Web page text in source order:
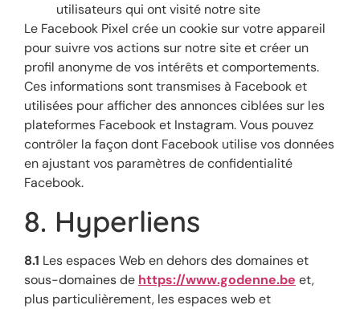
utilisateurs qui ont visité notre site
Le Facebook Pixel crée un cookie sur votre appareil
pour suivre vos actions sur notre site et créer un
profil anonyme de vos intérêts et comportements.
Ces informations sont transmises à Facebook et
utilisées pour afficher des annonces ciblées sur les
plateformes Facebook et Instagram. Vous pouvez
contrôler la façon dont Facebook utilise vos données
en ajustant vos paramètres de confidentialité
Facebook.
8. Hyperliens
8.1 Les espaces Web en dehors des domaines et
sous-domaines de https://www.godenne.be et,
plus particulièrement, les espaces web et